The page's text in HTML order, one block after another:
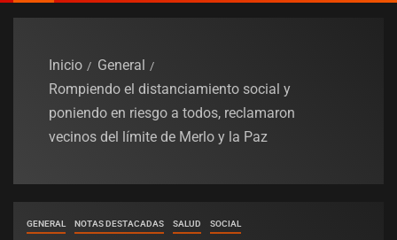
Inicio
General
Rompiendo el distanciamiento social y
poniendo en riesgo a todos, reclamaron
vecinos del límite de Merlo y la Paz
GENERAL NOTAS DESTACADAS SALUD SOCIAL